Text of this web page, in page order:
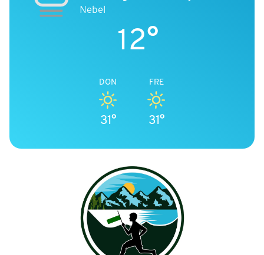
Nebel
12°
DON
31°
FRE
31°